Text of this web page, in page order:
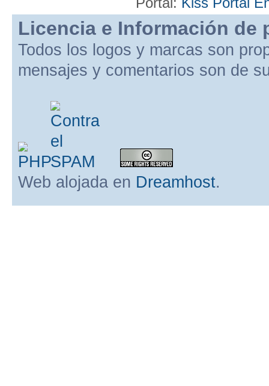
Licencia e Información de
Todos los logos y marcas son
mensajes y comentarios son de
Web alojada en Dreamhost.